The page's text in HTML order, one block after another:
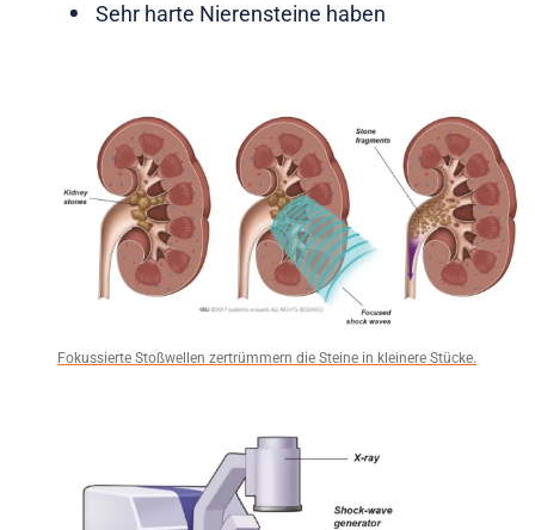
Sehr harte Nierensteine haben
Fokussierte Stoßwellen zertrümmern die Steine in kleinere Stücke.